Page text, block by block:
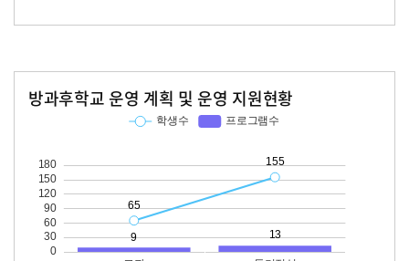
방과후학교 운영 계획 및 운영 지원현황